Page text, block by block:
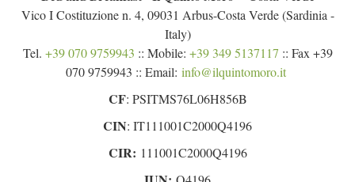
Vico I Costituzione n. 4, 09031 Arbus-Costa Verde (Sardinia -
Italy)
Tel. +39 070 9759943 :: Mobile: +39 349 5137117 :: Fax +39
070 9759943 :: Email: info@ilquintomoro.it
CF: PSITMS76L06H856B
CIN: IT111001C2000Q4196
CIR: 111001C2000Q4196